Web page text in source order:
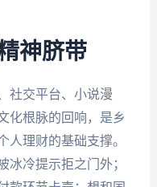
神脐带
社交平台、小说漫
化根脉的回响，是乡
人理财的基础支撑。
冰冷提示拒之门外；